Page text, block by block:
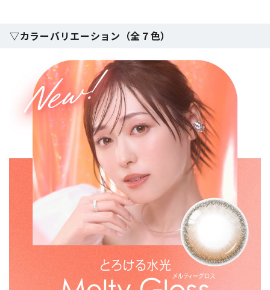
▽カラーバリエーション（全７色）